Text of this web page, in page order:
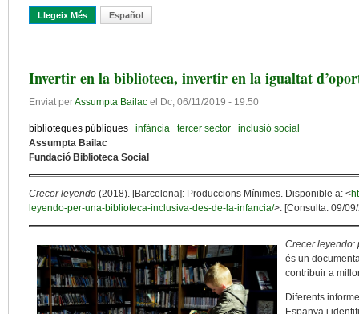
Llegeix Més Sobre Les Biblioteques Públiques I Crisi Econòmica
Español
Invertir en la biblioteca, invertir en la igualtat
Enviat perAssumpta Bailac el Dc, 06/11/2019 - 19:50
biblioteques públiques infància tercer sector
inclusió social
Assumpta Bailac
Fundació Biblioteca Social
Crecer leyendo (2018). [Barcelona]: Produccions Mínimes. Disponible a: <
leyendo-per-una-biblioteca-inclusiva-des-de-la-infancia/>. [Consulta: 09/
Crecer leyendo:
és un
contribuir a
Diferents
Espanya i